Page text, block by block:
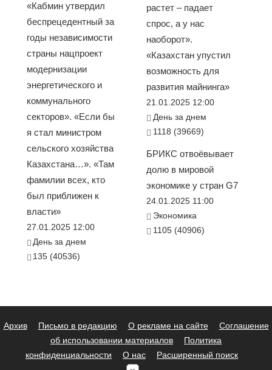
«Кабмин утвердил
беспрецедентный за
годы независимости
страны нацпроект
модернизации
энергетического и
коммунального
секторов». «Если бы
я стал министром
сельского хозяйства
Казахстана…». «Там
фамилии всех, кто
был приближен к
власти»
27.01.2025 12:00
День за днем
135 (40536)
растет – падает
спрос, а у нас
наоборот».
«Казахстан упустил
возможность для
развития майнинга»
21.01.2025 12:00
День за днем
1118 (39669)
БРИКС отвоёвывает
долю в мировой
экономике у стран G7
24.01.2025 11:00
Экономика
1105 (40906)
Архив Письмо в редакцию О рекламе на сайте
Соглашение
об использовании материалов
Политика
конфиденциальности
О нас Расширенный поиск